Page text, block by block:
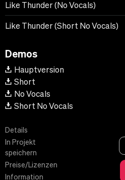
Like Thunder (No Vocals)
Like Thunder (Short No Vocals)
Demos
Hauptversion
Short
No Vocals
Short No Vocals
Details
In Projekt
speichern
Preise/Lizenzen
Information